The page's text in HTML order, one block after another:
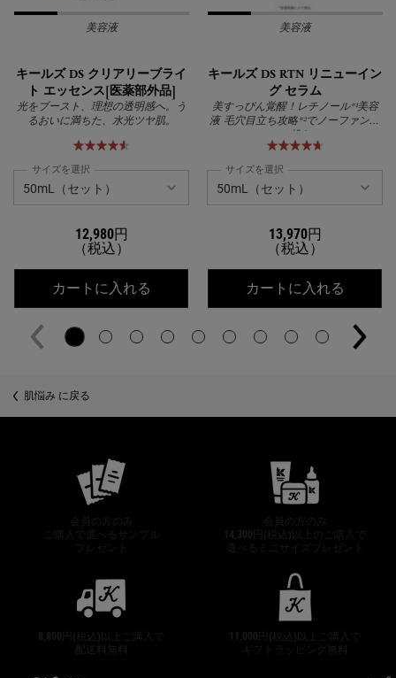
美容液
キールズ DS クリアリーブライ
ト エッセンス[医薬部外品]
光をブースト、理想の透明感へ。う
るおいに満ちた、水光ツヤ肌。
サイズを選択
12,980円
（税込）
カートに入れる キールズ DS クリアリーブライト エ
美容液
キールズ DS RTN リニューイン
グ セラム
美すっぴん覚醒！レチノール*¹美容
液 毛穴目立ち攻略*²でノーファンデ
に挑む
サイズを選択
13,970円
（税込）
カートに入れる
肌悩み に戻る
会員の方のみ
ご購入で選べるサンプル
会員の方のみ
14,300円(税込)以上のご購入で
選べるミニサイズプレゼント
8,800円(税込)以上ご購入で
11,000円(税込)以上ご購入で